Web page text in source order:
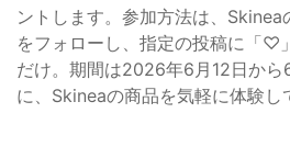
ントします。参加方法は、
をフォローし、指定の投稿に「♡
だけ。期間は2026年6月12日か
に、Skineaの商品を気軽に体験し